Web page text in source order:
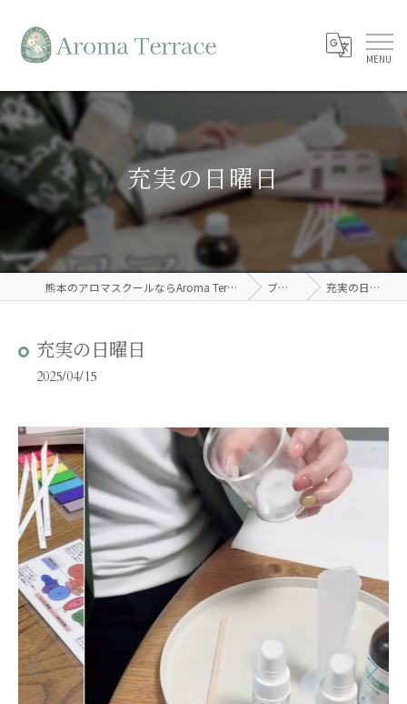
充実の日曜日
熊本のアロマスクールならAroma Terrace ブログ 充実の日曜日
充実の日曜日
2025/04/15